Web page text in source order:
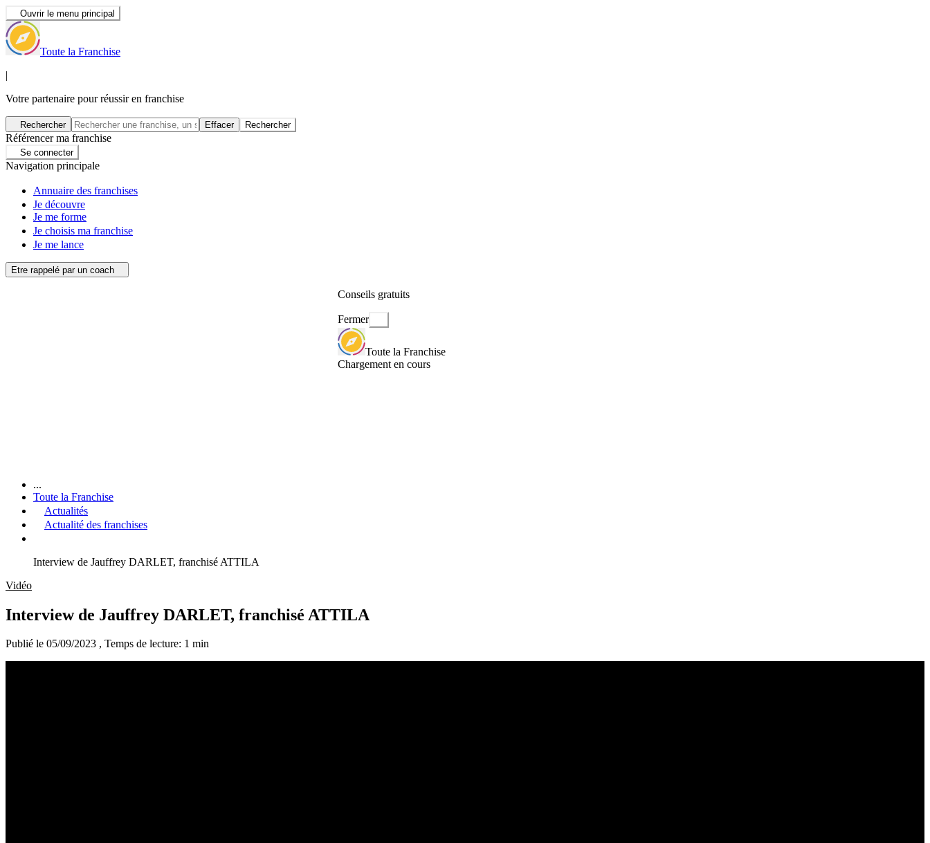
Ouvrir le menu principal
Toute la Franchise
|
Votre partenaire pour réussir en franchise
Rechercher Effacer Rechercher
Référencer ma franchise
Se connecter
Navigation principale
Annuaire des franchises
Je découvre
Je me forme
Je choisis ma franchise
Je me lance
Etre rappelé par un coach
Conseils gratuits
Fermer
Toute la Franchise
Chargement en cours
...
Toute la Franchise
Actualités
Actualité des franchises
Interview de Jauffrey DARLET, franchisé ATTILA
Vidéo
Interview de Jauffrey DARLET, franchisé ATTILA
Publié le 05/09/2023 , Temps de lecture: 1 min